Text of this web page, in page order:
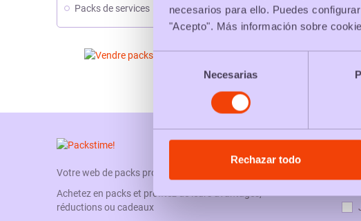
necesarios para ello. Puedes
"Acepto". Más información sobre
Selección
consentimiento
Necesarias
Rechazar todo
Packs de services
Packs
Packs
Votre web de packs promotionnels
Achetez en packs et profitez de leurs avantages,
réductions ou cadeaux